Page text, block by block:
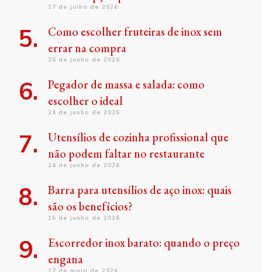
17 de julho de 2026
Como escolher fruteiras de inox sem
errar na compra
26 de junho de 2026
Pegador de massa e salada: como
escolher o ideal
24 de junho de 2026
Utensílios de cozinha profissional que
não podem faltar no restaurante
24 de junho de 2026
Barra para utensílios de aço inox: quais
são os benefícios?
15 de junho de 2026
Escorredor inox barato: quando o preço
engana